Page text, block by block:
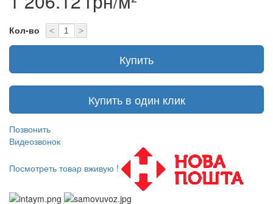
Кол-во < >
Купить
Купить в один клик
Позвонить
Видеозвонок
Посмотреть товар вживую !